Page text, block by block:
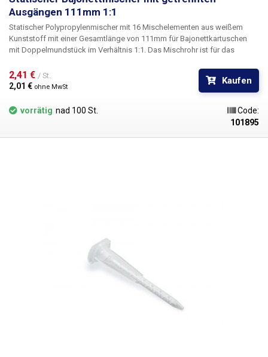
Ausgängen 111mm 1:1
Statischer Polypropylenmischer mit 16 Mischelementen aus weißem
Kunststoff mit einer Gesamtlänge von 111mm für Bajonettkartuschen
mit Doppelmundstück im Verhältnis 1:1. Das Mischrohr ist für das
jeweils mit gleichem Innendurchmesser - ausgelegt. Bajonettverschluss.
Geeignet für 1:1-Doppelkartuschen.
2,41 € / St.
2,01 € ohne MwSt
Kaufen
vorrätig nad 100 St.
Code:
101895